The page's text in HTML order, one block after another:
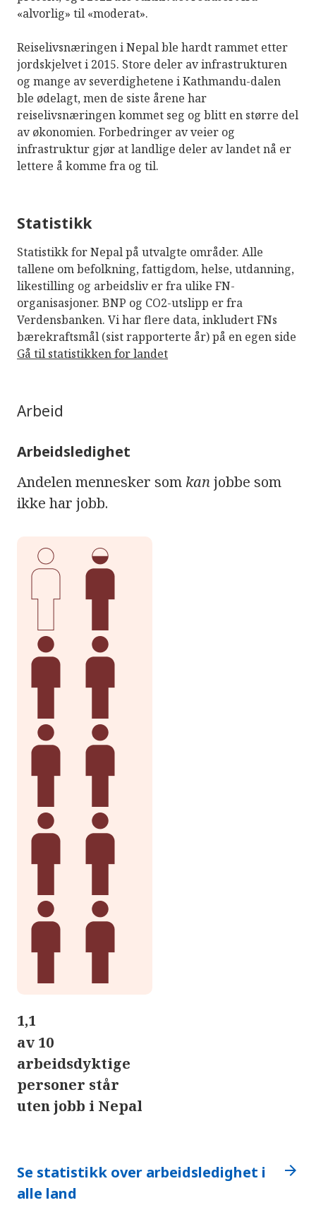
«alvorlig» til «moderat».
Reiselivsnæringen i Nepal ble hardt rammet etter
jordskjelvet i 2015. Store deler av infrastrukturen
og mange av severdighetene i Kathmandu-dalen
ble ødelagt, men de siste årene har
reiselivsnæringen kommet seg og blitt en større del
av økonomien. Forbedringer av veier og
infrastruktur gjør at landlige deler av landet nå er
lettere å komme fra og til.
Statistikk
Statistikk for Nepal på utvalgte områder. Alle
tallene om befolkning, fattigdom, helse, utdanning,
likestilling og arbeidsliv er fra ulike FN-
organisasjoner. BNP og CO2-utslipp er fra
Verdensbanken. Vi har flere data, inkludert FNs
bærekraftsmål (sist rapporterte år) på en egen side
Gå til statistikken for landet
Arbeid
Arbeidsledighet
Andelen mennesker som kanjobbe som
ikke har jobb.
1,1
av 10
arbeidsdyktige
personer står
uten jobb i Nepal
Se statistikk over arbeidsledighet i
alle land
arrow_forward